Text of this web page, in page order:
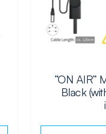
“ON AIR”
Black